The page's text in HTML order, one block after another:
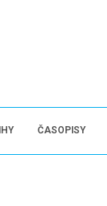
ČASOPISY